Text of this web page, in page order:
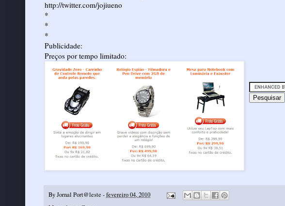
http://twitter.com/jojiueno
*
*
*
Publicidade:
Preços por tempo limitado:
ByJornal Port@leste -fevereiro 04, 2010